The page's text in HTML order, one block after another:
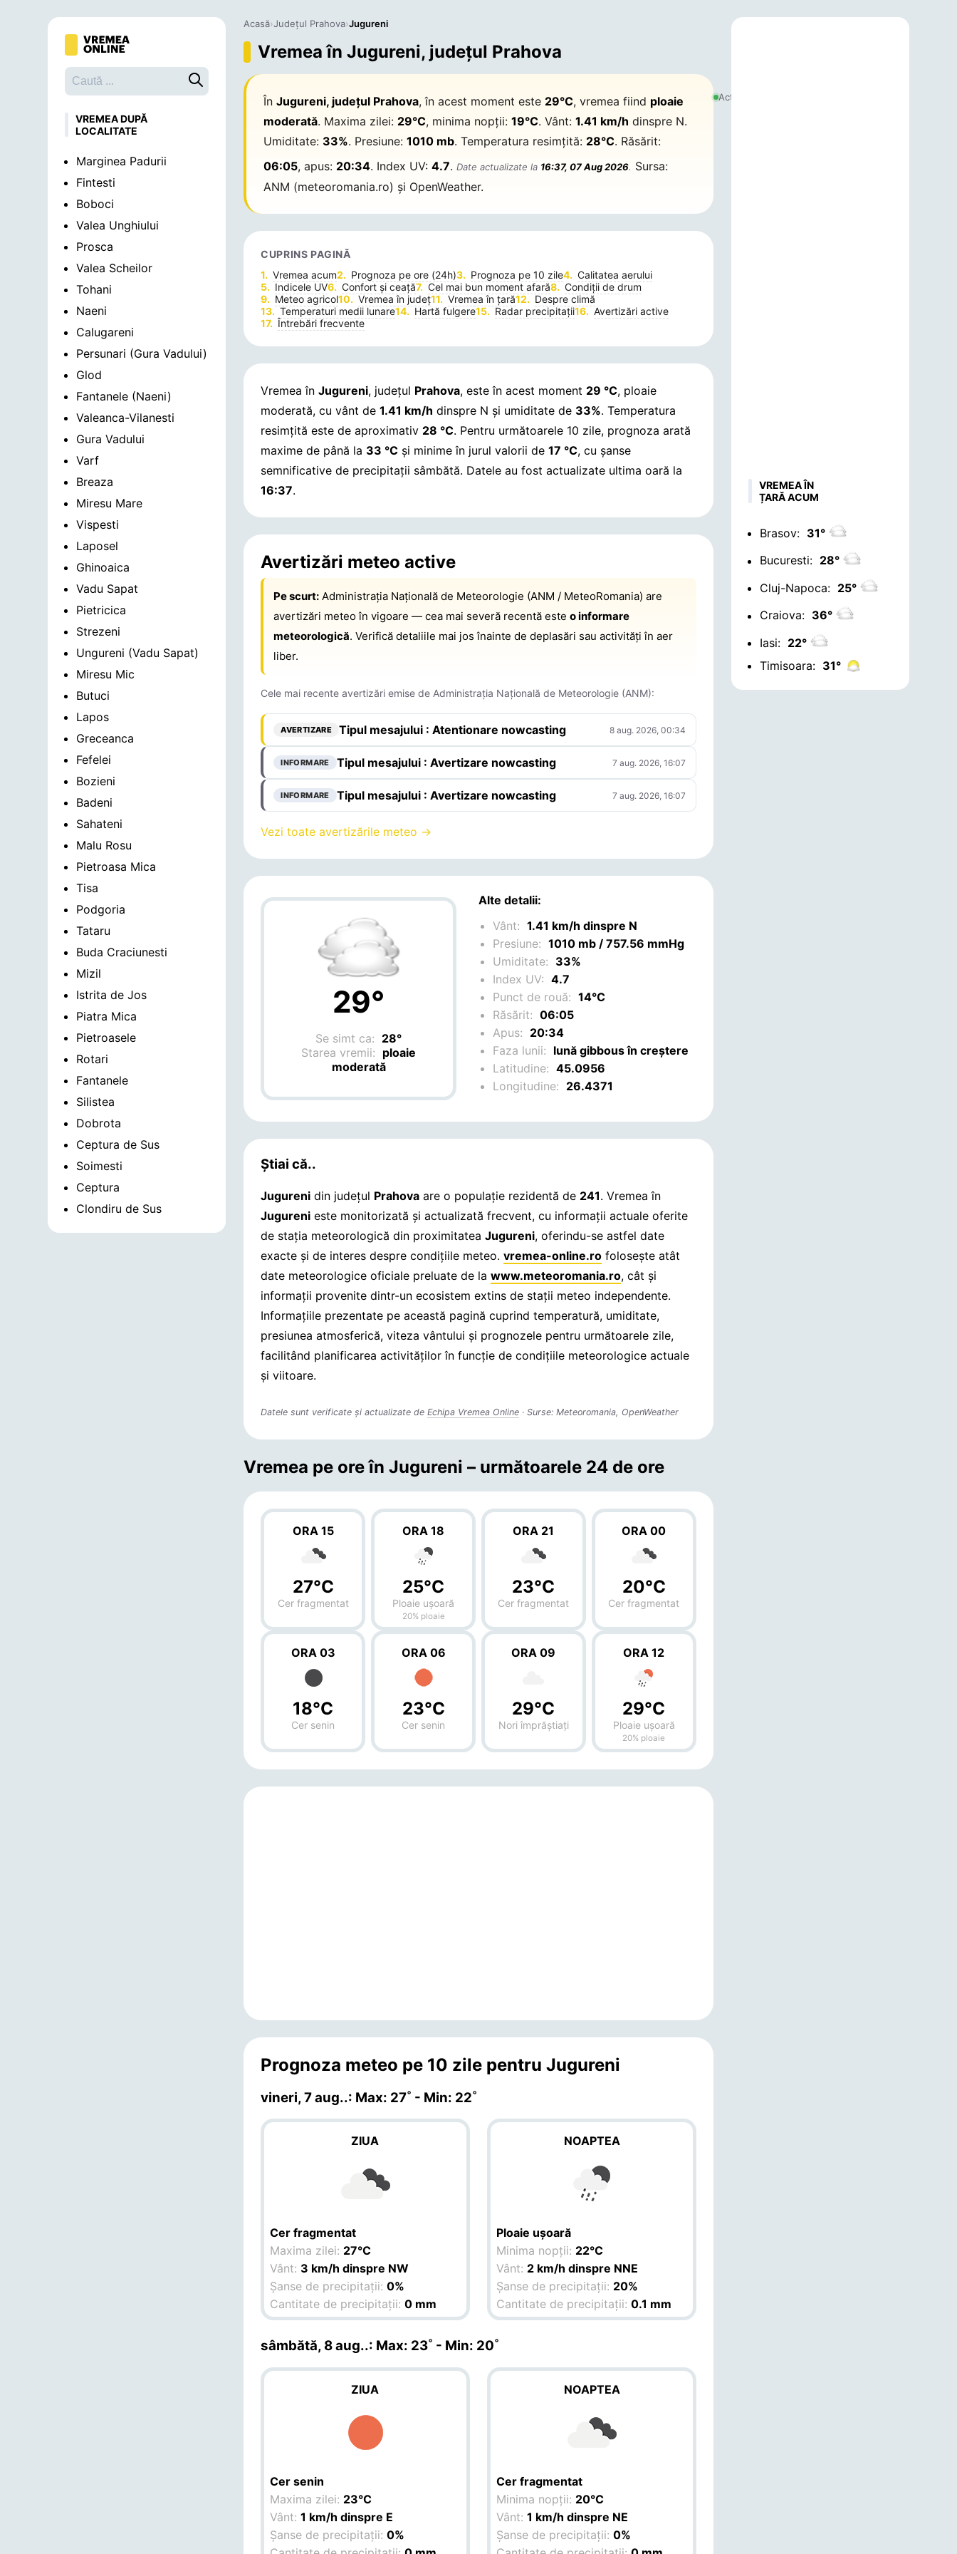
Caută o localitate
VREMEA DUPĂ
LOCALITATE
Marginea Padurii
Fintesti
Boboci
Valea Unghiului
Prosca
Valea Scheilor
Tohani
Naeni
Calugareni
Persunari (Gura Vadului)
Glod
Fantanele (Naeni)
Valeanca-Vilanesti
Gura Vadului
Varf
Breaza
Miresu Mare
Vispesti
Laposel
Ghinoaica
Vadu Sapat
Pietricica
Strezeni
Ungureni (Vadu Sapat)
Miresu Mic
Butuci
Lapos
Greceanca
Fefelei
Bozieni
Badeni
Sahateni
Malu Rosu
Pietroasa Mica
Tisa
Podgoria
Tataru
Buda Craciunesti
Mizil
Istrita de Jos
Piatra Mica
Pietroasele
Rotari
Fantanele
Silistea
Dobrota
Ceptura de Sus
Soimesti
Ceptura
Clondiru de Sus
Acasă›Județul Prahova›Jugureni
Vremea în Jugureni, județul Prahova
ÎnJugureni, județul Prahova, în acest moment este 29°C, vremea fiind ploaie
moderată. Maxima zilei: 29°C, minima nopții:19°C. Vânt:1.41 km/h dinspre N.
Umiditate: 33%. Presiune:1010 mb. Temperatura resimțită: 28°C. Răsărit:
06:05, apus: 20:34. Index UV:4.7.Date actualizate la 16:37, 07 Aug 2026. Sursa:
ANM (meteoromania.ro) și OpenWeather.
CUPRINS PAGINĂ
Vremea acum
Prognoza pe ore (24h) Prognoza pe 10 zile
Calitatea aerului
Indicele UV
Confort și ceață Cel mai bun moment afară
Condiții de drum
Meteo agricol
Vremea în județ Vremea în țară
Despre climă
Temperaturi medii lunare
Hartă fulgere Radar precipitații
Avertizări active
Întrebări frecvente
Vremea înJugureni, județul Prahova, este în acest moment 29 °C, ploaie
moderată, cu vânt de1.41 km/h dinspre N și umiditate de 33%. Temperatura
resimțită este de aproximativ 28 °C. Pentru următoarele 10 zile, prognoza arată
maxime de până la 33 °C și minime în jurul valorii de17 °C, cu șanse
semnificative de precipitații sâmbătă. Datele au fost actualizate ultima oară la
16:37.
Avertizări meteo active
Pe scurt: Administrația Națională de Meteorologie (ANM / MeteoRomania) are
avertizări meteo în vigoare — cea mai severă recentă esteo informare
meteorologică. Verifică detaliile mai jos înainte de deplasări sau activități în aer
liber.
Cele mai recente avertizări emise de Administrația Națională de Meteorologie (ANM):
AVERTIZARE Tipul mesajului : Atentionare nowcasting 8 aug. 2026, 00:34
INFORMARE Tipul mesajului : Avertizare nowcasting 7 aug. 2026, 16:07
INFORMARE Tipul mesajului : Avertizare nowcasting 7 aug. 2026, 16:07
Vezi toate avertizările meteo →
29°
Se simt ca: 28°
Starea vremii: ploaie
moderată
Alte detalii:
Vânt: 1.41 km/h dinspre N
Presiune: 1010 mb / 757.56 mmHg
Umiditate: 33%
Index UV: 4.7
Punct de rouă: 14°C
Răsărit: 06:05
Apus: 20:34
Faza lunii: lună gibbous în creștere
Latitudine: 45.0956
Longitudine: 26.4371
Actualizat:
Știai că..
Jugureni din județul Prahova are o populație rezidentă de 241. Vremea în
Jugureni este monitorizată și actualizată frecvent, cu informații actuale oferite
de stația meteorologică din proximitateaJugureni, oferindu-se astfel date
exacte și de interes despre condițiile meteo.vremea-online.ro folosește atât
date meteorologice oficiale preluate de lawww.meteoromania.ro, cât și
informații provenite dintr-un ecosistem extins de stații meteo independente.
Informațiile prezentate pe această pagină cuprind temperatură, umiditate,
presiunea atmosferică, viteza vântului și prognozele pentru următoarele zile,
facilitând planificarea activităților în funcție de condițiile meteorologice actuale
și viitoare.
Datele sunt verificate și actualizate deEchipa Vremea Online · Surse: Meteoromania, OpenWeather
Vremea pe ore în Jugureni – următoarele 24 de ore
ORA 15
27°C
Cer fragmentat
ORA 18
25°C
Ploaie ușoară
20% ploaie
ORA 21
23°C
Cer fragmentat
ORA 00
20°C
Cer fragmentat
ORA 03
18°C
Cer senin
ORA 06
23°C
Cer senin
ORA 09
29°C
Nori împrăștiați
ORA 12
29°C
Ploaie ușoară
20% ploaie
Prognoza meteo pe 10 zile pentru Jugureni
vineri, 7 aug..: Max: 27˚ - Min: 22˚
ZIUA
Cer fragmentat
Maxima zilei: 27°C
Vânt: 3 km/h dinspre NW
Șanse de precipitații:0%
Cantitate de precipitații:0 mm
NOAPTEA
Ploaie ușoară
Minima nopții: 22°C
Vânt: 2 km/h dinspre NNE
Șanse de precipitații: 20%
Cantitate de precipitații:0.1 mm
sâmbătă, 8 aug..: Max: 23˚ - Min: 20˚
ZIUA
Cer senin
Maxima zilei: 23°C
Vânt:1 km/h dinspre E
Șanse de precipitații:0%
NOAPTEA
Cer fragmentat
Minima nopții: 20°C
Vânt:1 km/h dinspre NE
Șanse de precipitații:0%
VREMEA ÎN
ȚARĂ ACUM
Brasov: 31°
Bucuresti: 28°
Cluj-Napoca: 25°
Craiova: 36°
Iasi: 22°
Timisoara: 31°